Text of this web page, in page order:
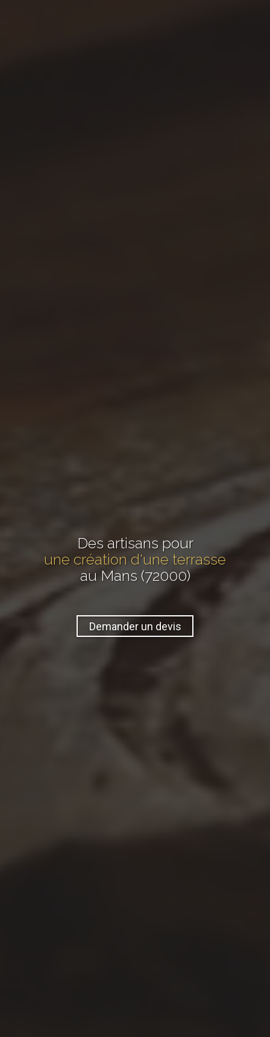
Des artisans pour
une création d'une terrasse
au Mans (72000)
Demander un devis